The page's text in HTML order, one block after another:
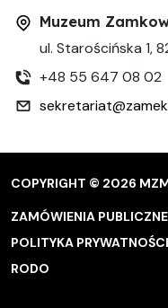
Muzeum
ul. Starościńska 1,
+48 55 647 08 02
COPYRIGHT © 2026
ZAMÓWIENIA PUBLICZNE
POLITYKA PRYWATNOŚCI
RODO